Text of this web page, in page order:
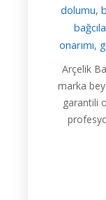
dolumu,
onarımı,
Arçelik
marka
garantili